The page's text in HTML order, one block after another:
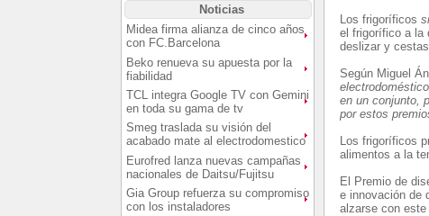
Noticias
Midea firma alianza de cinco años
con FC.Barcelona
Beko renueva su apuesta por la
fiabilidad
TCL integra Google TV con Gemini
en toda su gama de tv
Smeg traslada su visión del
acabado mate al electrodomestico
Eurofred lanza nuevas campañas
nacionales de Daitsu/Fujitsu
Gia Group refuerza su compromiso
con los instaladores
Los frigoríficos
el frigorífico a la
deslizar y
Según Miguel
en un conjunto,
por estos
Los frigoríficos
alimentos a la
El Premio de
e innovación de
alzarse con este